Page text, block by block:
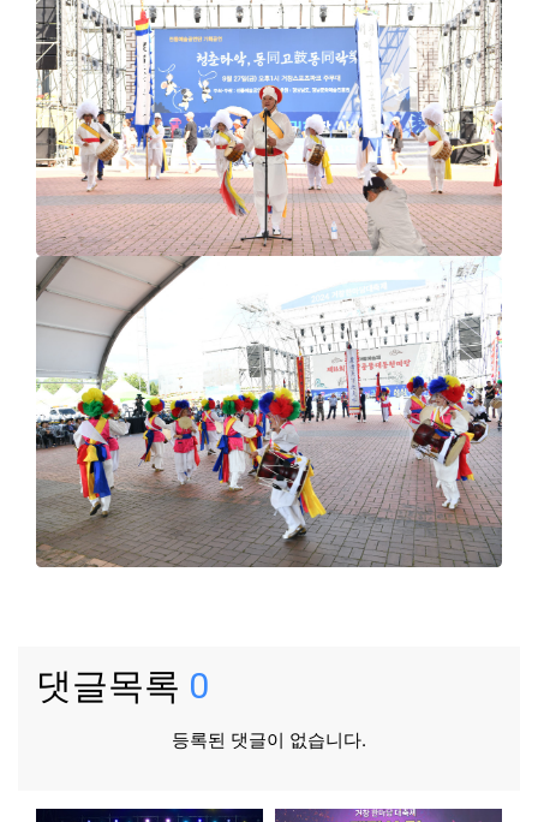
댓글목록 0
등록된 댓글이 없습니다.